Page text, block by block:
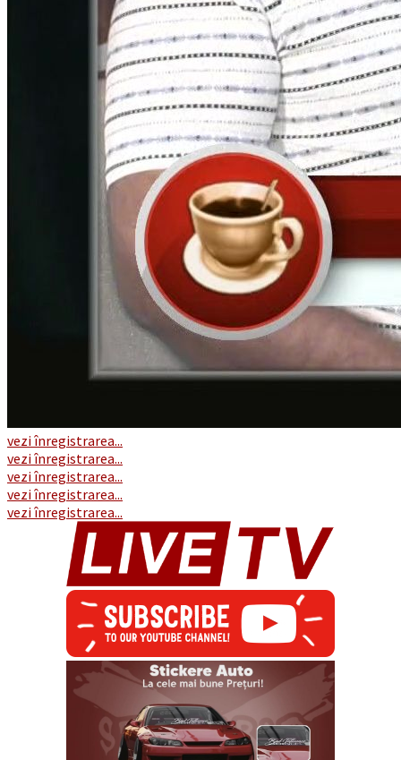
vezi înregistrarea...
vezi înregistrarea...
vezi înregistrarea...
vezi înregistrarea...
vezi înregistrarea...